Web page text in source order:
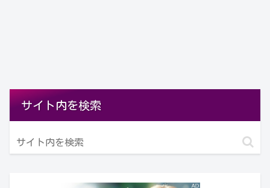
サイト内を検索